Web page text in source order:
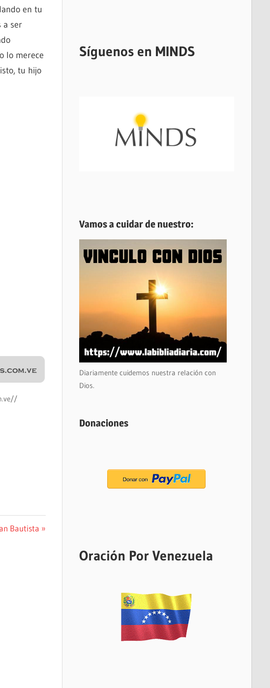
en tu
a ser
lo merece
tu hijo
Bautista
Síguenos en MINDS
Vamos a cuidar de nuestro:
Diariamente cuidemos nuestra relación con
Dios.
Donaciones
Oración Por Venezuela